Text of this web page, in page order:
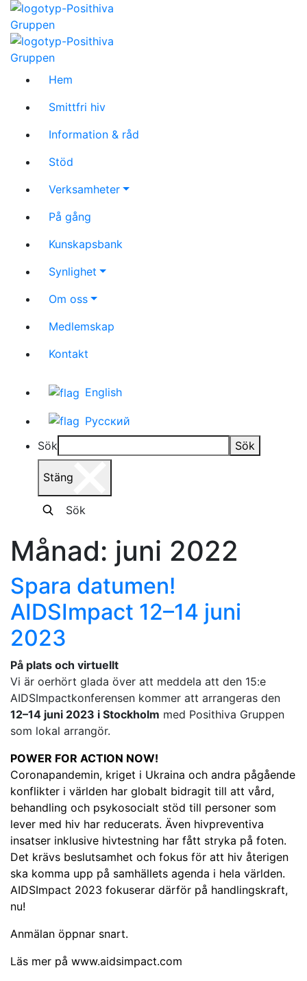
Hem
Smittfri hiv
Information & råd
Stöd
Verksamheter
På gång
Kunskapsbank
Synlighet
Om oss
Medlemskap
Kontakt
English
Русский
Sök
Sök
Stäng
Sök
Månad: juni 2022
Spara datumen!
AIDSImpact 12–14 juni
2023
På plats och virtuellt
Vi är oerhört glada över att meddela att den 15:e
AIDSImpactkonferensen kommer att arrangeras den
12–14 juni 2023 i Stockholm med Posithiva Gruppen
som lokal arrangör.
POWER FOR ACTION NOW!
Coronapandemin, kriget i Ukraina och andra pågående
konflikter i världen har globalt bidragit till att vård,
behandling och psykosocialt stöd till personer som
lever med hiv har reducerats. Även hivpreventiva
insatser inklusive hivtestning har fått stryka på foten.
Det krävs beslutsamhet och fokus för att hiv återigen
ska komma upp på samhällets agenda i hela världen.
AIDSImpact 2023 fokuserar därför på handlingskraft,
nu!
Anmälan öppnar snart.
Läs mer på www.aidsimpact.com